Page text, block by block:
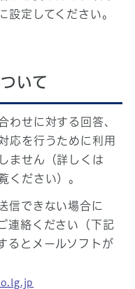
設定してください。
いて
わせに対する回答、
応を行うために利用
ません（詳しくは
ください）。
信できない場合に
連絡ください（下記
るとメールソフトが